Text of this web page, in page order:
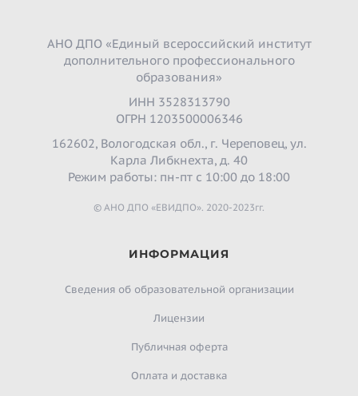
АНО ДПО «Единый всероссийский институт
дополнительного профессионального
образования»
ИНН 3528313790
ОГРН 1203500006346
162602, Вологодская обл., г. Череповец, ул.
Карла Либкнехта, д. 40
Режим работы: пн-пт с 10:00 до 18:00
© АНО ДПО «ЕВИДПО». 2020-2023гг.
ИНФОРМАЦИЯ
Сведения об образовательной организации
Лицензии
Публичная оферта
Оплата и доставка